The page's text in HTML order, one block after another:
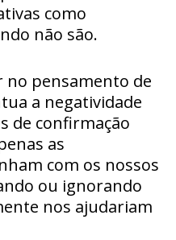
como
não são.
no pensamento de
a negatividade
de confirmação
as
com os nossos
ou ignorando
nos ajudariam